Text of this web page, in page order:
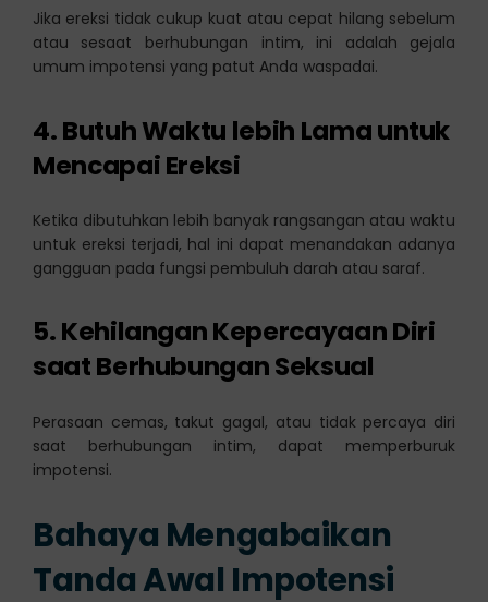
Jika ereksi tidak cukup kuat atau cepat hilang sebelum
atau sesaat berhubungan intim, ini adalah gejala
umum impotensi yang patut Anda waspadai.
4. Butuh Waktu lebih Lama untuk
Mencapai Ereksi
Ketika dibutuhkan lebih banyak rangsangan atau waktu
untuk ereksi terjadi, hal ini dapat menandakan adanya
gangguan pada fungsi pembuluh darah atau saraf.
5. Kehilangan Kepercayaan Diri
saat Berhubungan Seksual
Perasaan cemas, takut gagal, atau tidak percaya diri
saat berhubungan intim, dapat memperburuk
impotensi.
Bahaya Mengabaikan
Tanda Awal Impotensi